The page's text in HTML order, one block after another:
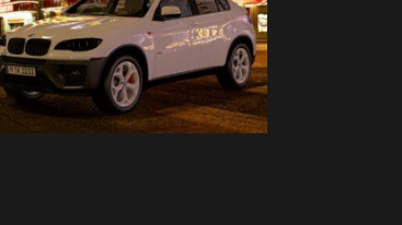
BMW SUV | 3D Illustration